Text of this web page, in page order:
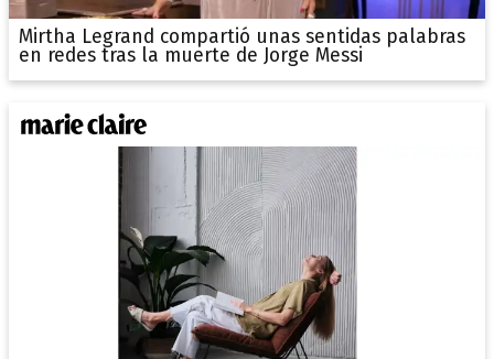
Mirtha Legrand compartió unas sentidas palabras
en redes tras la muerte de Jorge Messi